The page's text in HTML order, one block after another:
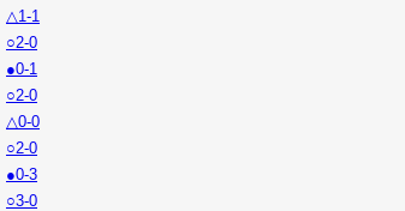
△1-1
○2-0
●0-1
○2-0
△0-0
○2-0
●0-3
○3-0